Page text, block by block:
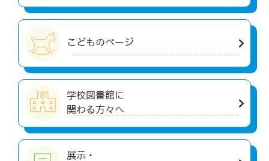
こどものページ
学校図書館に
関わる方々へ
展示・